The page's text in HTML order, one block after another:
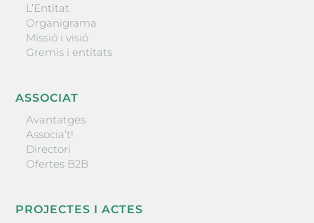
L’Entitat
Organigrama
Missió i visió
Gremis i entitats
ASSOCIAT
Avantatges
Associa’t!
Directori
Ofertes B2B
PROJECTES I ACTES